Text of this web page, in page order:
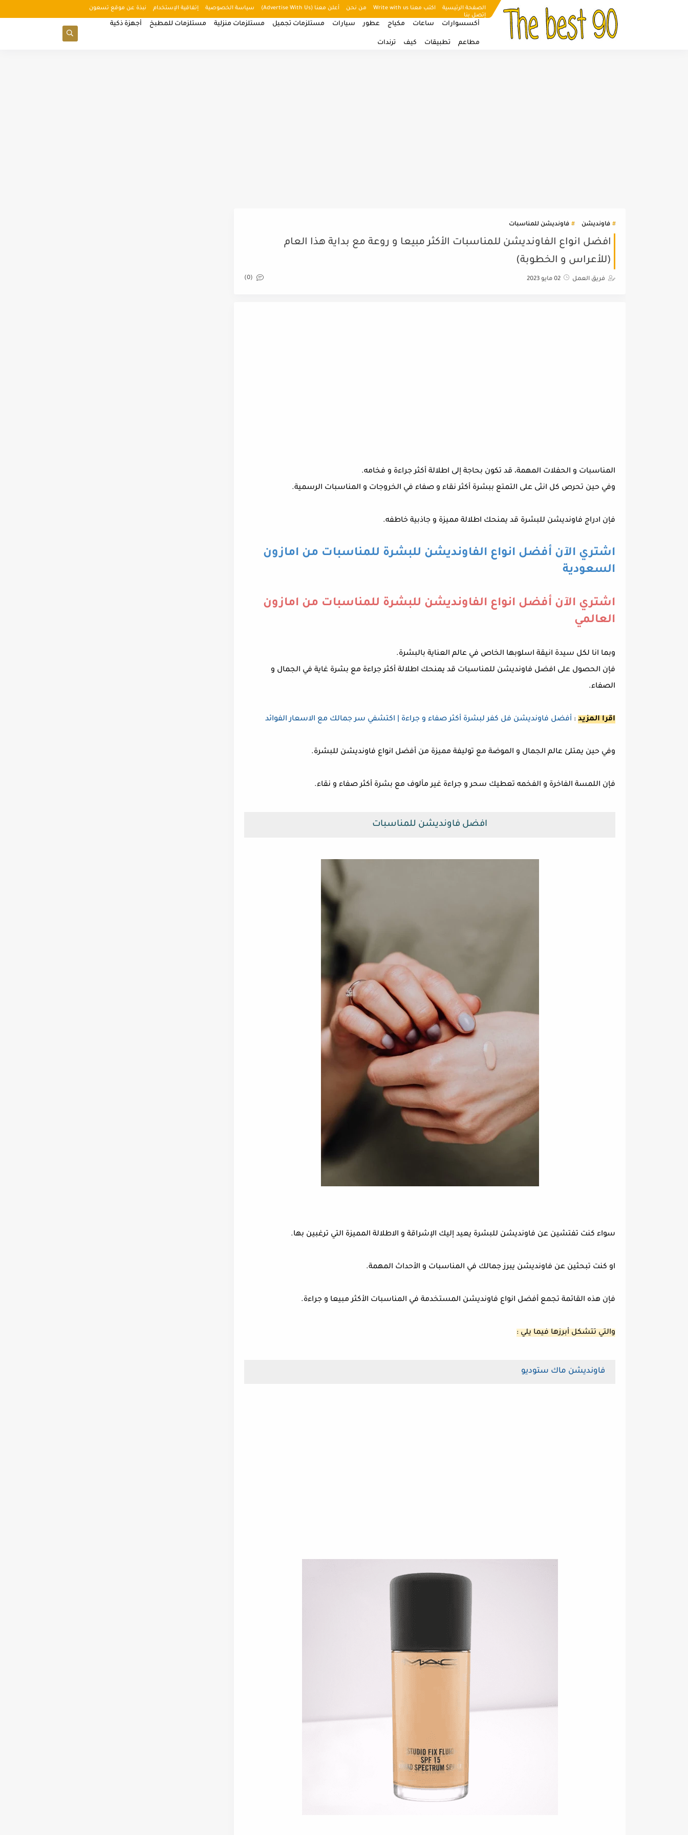
الصفحة الرئيسية اكتب معنا Write with us من نحن أعلن معنا (Advertise With Us) سياسة الخصوصية إتفاقية الإستخدام
نبذة عن موقع تسعون
إتصل بنا
أكسسوارات ساعات مكياج عطور سيارات مستلزمات تجميل مستلزمات منزلية مستلزمات للمطبخ أجهزة ذكية
مطاعم تطبيقات كيف ترندات
فاونديشن فاونديشن للمناسبات
افضل انواع الفاونديشن للمناسبات الأكثر مبيعا و روعة مع بداية هذا العام
(للأعراس و الخطوبة)
فريق العمل 02 مايو 2023 (0)
المناسبات و الحفلات المهمة، قد تكون بحاجة إلى اطلالة أكثر جراءة و فخامه.
وفي حين تحرص كل انثى على التمتع ببشرة أكثر نقاء و صفاء في الخروجات و المناسبات الرسمية.
فإن ادراج فاونديشن للبشرة قد يمنحك اطلالة مميزة و جاذبية خاطفه.
اشتري الآن أفضل انواع الفاونديشن للبشرة للمناسبات من امازون
السعودية
اشتري الآن أفضل انواع الفاونديشن للبشرة للمناسبات من امازون
العالمي
وبما انا لكل سيدة انيقة اسلوبها الخاص في عالم العناية بالبشرة.
فإن الحصول على افضل فاونديشن للمناسبات قد يمنحك اطلالة أكثر جراءة مع بشرة غاية في الجمال و
الصفاء.
اقرا المزيد : أفضل فاونديشن فل كفر لبشرة أكثر صفاء و جراءة | اكتشفي سر جمالك مع الاسعار الفوائد
وفي حين يمتلئ عالم الجمال و الموضة مع توليفة مميزة من أفضل انواع فاونديشن للبشرة.
فإن اللمسة الفاخرة و الفخمه تعطيك سحر و جراءة غير مألوف مع بشرة أكثر صفاء و نقاء.
افضل فاونديشن للمناسبات
سواء كنت تفتشين عن فاونديشن للبشرة يعيد إليك الإشراقة و الاطلالة المميزة التي ترغبين بها.
او كنت تبحثين عن فاونديشن يبرز جمالك في المناسبات و الأحداث المهمة.
فإن هذه القائمة تجمع أفضل انواع فاونديشن المستخدمة في المناسبات الأكثر مبيعا و جراءة.
والتي تتشكل أبرزها فيما يلي :
فاونديشن ماك ستوديو